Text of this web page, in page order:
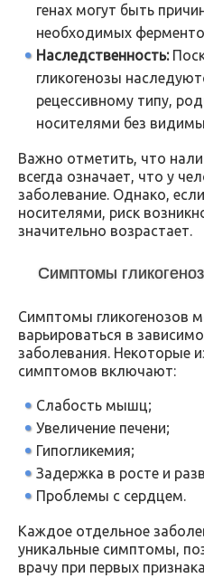
генах могут быть
необходимых
Наследственность:
гликогенозы
рецессивному типу,
носителями без
Важно отметить, что
всегда означает, что у
заболевание. Однако,
носителями, риск
значительно возрастает.
Симптомы
Симптомы гликогенозов
варьироваться в
заболевания. Некоторые
симптомов включают:
Слабость мышц;
Увеличение печени;
Гипогликемия;
Задержка в росте и
Проблемы с сердцем.
Каждое отдельное
уникальные симптомы,
врачу при первых